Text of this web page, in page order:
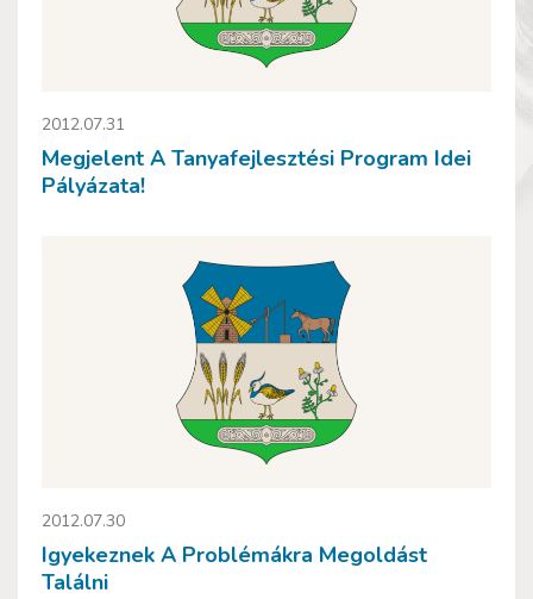
2012.07.31
Megjelent A Tanyafejlesztési Program Idei
Pályázata!
2012.07.30
Igyekeznek A Problémákra Megoldást
Találni